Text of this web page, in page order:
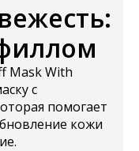
Mask With
с
помогает
кожи